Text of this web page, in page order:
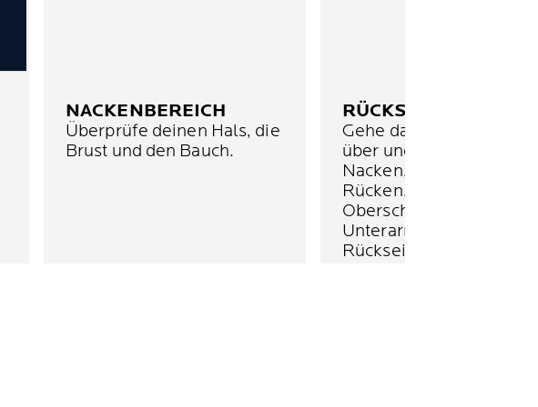
NACKENBEREICH
Überprüfe deinen Hals, die
Brust und den Bauch.
RÜCKSEITE
Gehe dann zum Rücken
über und untersuche
Nacken, Schultern,
Rücken, Gesäß,
Unterarme und die
Rückseite der Ohren.